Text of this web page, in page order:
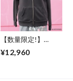
【数量限定!】
前開き 龍 ガンメタ
¥12,960